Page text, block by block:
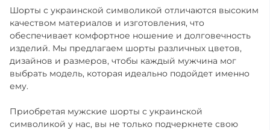
Шорты с украинской символикой отличаются высоким
качеством материалов и изготовления, что
обеспечивает комфортное ношение и долговечность
изделий. Мы предлагаем шорты различных цветов,
дизайнов и размеров, чтобы каждый мужчина мог
выбрать модель, которая идеально подойдет именно
ему.
Приобретая мужские шорты с украинской
символикой у нас, вы не только подчеркнете свою